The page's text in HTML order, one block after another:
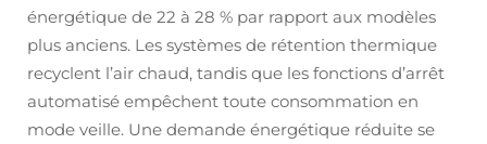
énergétique de 22 à 28 % par rapport aux modèles
plus anciens. Les systèmes de rétention thermique
recyclent l’air chaud, tandis que les fonctions d’arrêt
automatisé empêchent toute consommation en
mode veille. Une demande énergétique réduite se